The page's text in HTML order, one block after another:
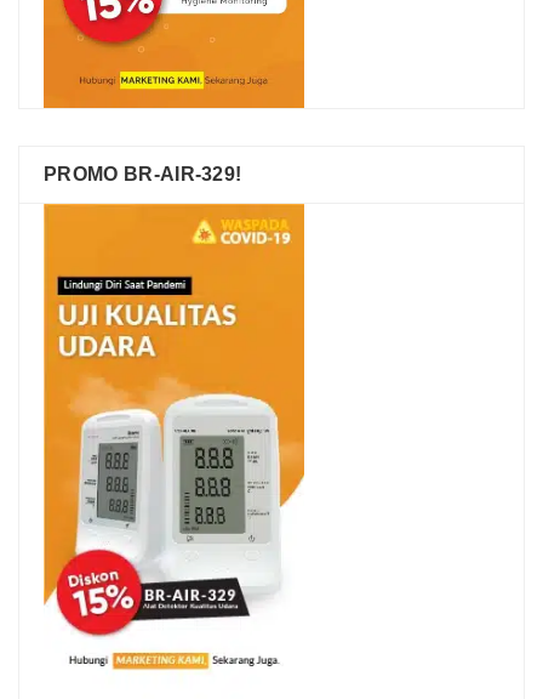
PROMO BR-AIR-329!